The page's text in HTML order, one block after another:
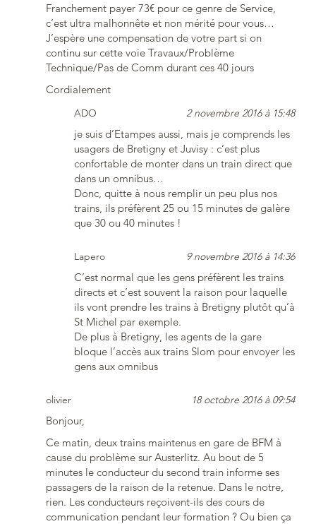
Franchement payer 73€ pour ce genre de Service,
c’est ultra malhonnête et non mérité pour vous…
J’espère une compensation de votre part si on
continu sur cette voie Travaux/Problème
Technique/Pas de Comm durant ces 40 jours
Cordialement
ADO 2 novembre 2016 à 15:48
je suis d’Etampes aussi, mais je comprends les
usagers de Bretigny et Juvisy : c’est plus
confortable de monter dans un train direct que
dans un omnibus…
Donc, quitte à nous remplir un peu plus nos
trains, ils préfèrent 25 ou 15 minutes de galère
que 30 ou 40 minutes !
Lapero 9 novembre 2016 à 14:36
C’est normal que les gens préfèrent les trains
directs et c’est souvent la raison pour laquelle
ils vont prendre les trains à Bretigny plutôt qu’à
St Michel par exemple.
De plus à Bretigny, les agents de la gare
bloque l’accès aux trains Slom pour envoyer les
gens aux omnibus
olivier 18 octobre 2016 à 09:54
Bonjour,
Ce matin, deux trains maintenus en gare de BFM à
cause du problème sur Austerlitz. Au bout de 5
minutes le conducteur du second train informe ses
passagers de la raison de la retenue. Dans le notre,
rien. Les conducteurs reçoivent-ils des cours de
communication pendant leur formation ? Ou bien ça